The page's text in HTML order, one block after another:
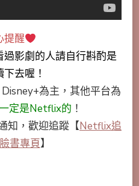
提醒
過影劇的人請自行斟酌是
去喔！
為主，其他平台為
定是Netflix的 ！
知，歡迎追蹤 【Netflix追
書專頁】